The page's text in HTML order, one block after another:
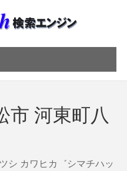
市 河東町八
シ カワヒカ゛シマチハッ